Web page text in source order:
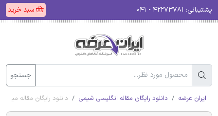
پشتیبانی: سبد خرید
جستجو
ایران عرضه دانلود رایگان مقاله انگلیسی شیمی دانلود رایگان مقاله